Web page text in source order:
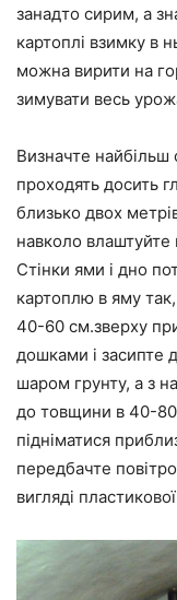
занадто сирим, а
картоплі взимку в
можна вирити на
зимувати весь
Визначте найбільш
проходять досить
близько двох
навколо влаштуйте
Стінки ями і дно
картоплю в яму
40-60 см.зверху
дошками і засипте
шаром грунту, а з
до товщини в 40-
підніматися
передбачте
вигляді